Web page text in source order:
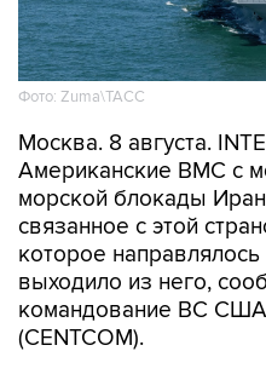
Фото: Zuma\ТАСС
Москва. 8 августа.
Американские ВМС с
морской блокады
связанное с этой
которое
выходило из него,
командование ВС
(CENTCOM).